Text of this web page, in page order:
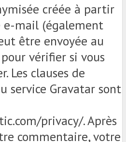
créée à partir
e-mail (également
être envoyée au
vérifier si vous
Les clauses de
service Gravatar sont
privacy/. Après
commentaire, votre